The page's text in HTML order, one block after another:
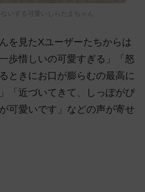
ないする可愛いしらたまちゃん
を見たXユーザーたちからは
歩惜しいの可愛すぎる」「怒
ときにお口が膨らむの最高に
「近づいてきて、しっぽがぴ
可愛いです」などの声が寄せ